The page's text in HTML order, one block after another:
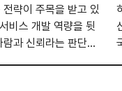
략이 주목을 받고 있
비스 개발 역량을 뒷
과 신뢰라는 판단에
로 신뢰다. 업계에서